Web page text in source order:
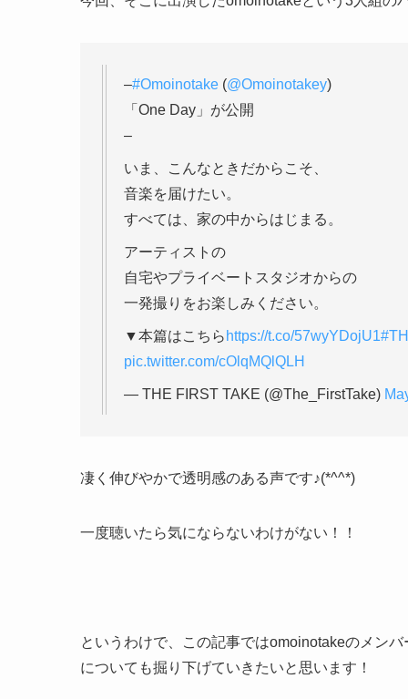
–#Omoinotake (@Omoinotakey)
「One Day」が公開
–
いま、こんなときだからこそ、
音楽を届けたい。
すべては、家の中からはじまる。
アーティストの
自宅やプライベートスタジオからの
一発撮りをお楽しみください。
▼本篇はこちら https://t.co/57wyYDojU1
pic.twitter.com/cOlqMQlQLH
— THE FIRST TAKE (@The_FirstTake)
凄く伸びやかで透明感のある声です♪(*^^*)
一度聴いたら気にならないわけがない！！
というわけで、この記事ではomoinotakeのメンバ
についても掘り下げていきたいと思います！